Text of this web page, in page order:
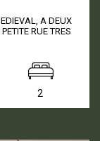
A DEUX
RUE TRES
2